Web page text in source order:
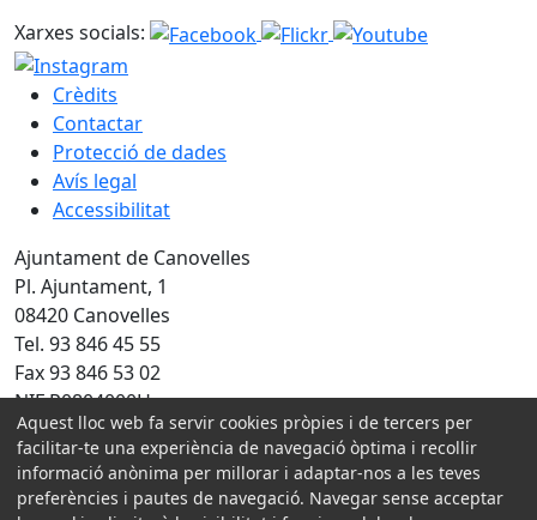
Xarxes socials:
Crèdits
Contactar
Protecció de dades
Avís legal
Accessibilitat
Ajuntament de Canovelles
Pl. Ajuntament, 1
08420 Canovelles
Tel. 93 846 45 55
Fax 93 846 53 02
NIF P0804000H
Amb la col·laboració de:
Aquest lloc web fa servir cookies pròpies i de tercers per
facilitar-te una experiència de navegació òptima i recollir
informació anònima per millorar i adaptar-nos a les teves
preferències i pautes de navegació. Navegar sense acceptar